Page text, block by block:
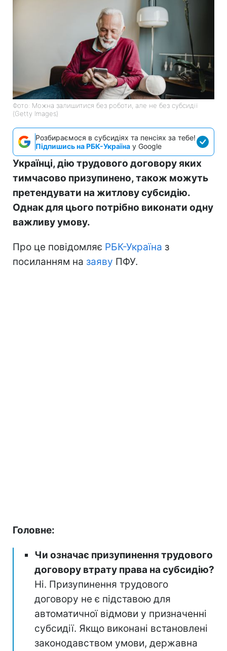
Фото: Можна залишитися без роботи, але не без субсидії
(Getty Images)
Розбираємося в субсидіях та пенсіях за тебе!
Підпишись на РБК-Україна у Google
Українці, дію трудового договору яких
тимчасово призупинено, також можуть
претендувати на житлову субсидію.
Однак для цього потрібно виконати одну
важливу умову.
Про це повідомляє РБК-Україна з
посиланням на заяву ПФУ.
Головне:
Чи означає призупинення трудового
договору втрату права на субсидію?
Ні. Призупинення трудового
договору не є підставою для
автоматичної відмови у призначенні
субсидії. Якщо виконані встановлені
законодавством умови, державна